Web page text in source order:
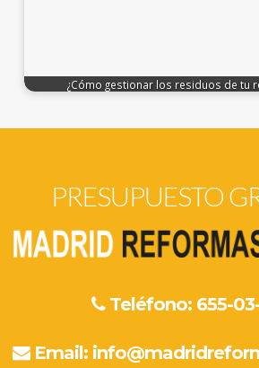
¿Cómo gestionar los residuos de tu
PRESUPUESTO
Teléfono: 655-
Email: